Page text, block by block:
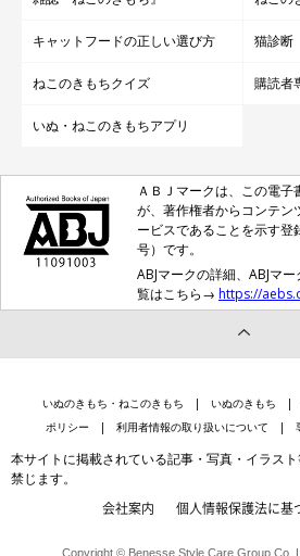
キャットフードの正しい選び方 猫診断
ねこのきもちクイズ 購読者
いぬ・ねこのきもちアプリ
ＡＢＪマークは、この電
が、著作権者からコンテン
ービスであることを示す
号）です。
ABJマークの詳細、ABJマ
覧はこちら→ https://
いぬのきもち・ねこのきもち いぬのきもち
ポリシー
利用者情報の取り扱いについて
本サイトに掲載されている記事・写真・イラス
禁じます。
会社案内 個人情報保護法に基
Copyright © Benesse Style Care Group